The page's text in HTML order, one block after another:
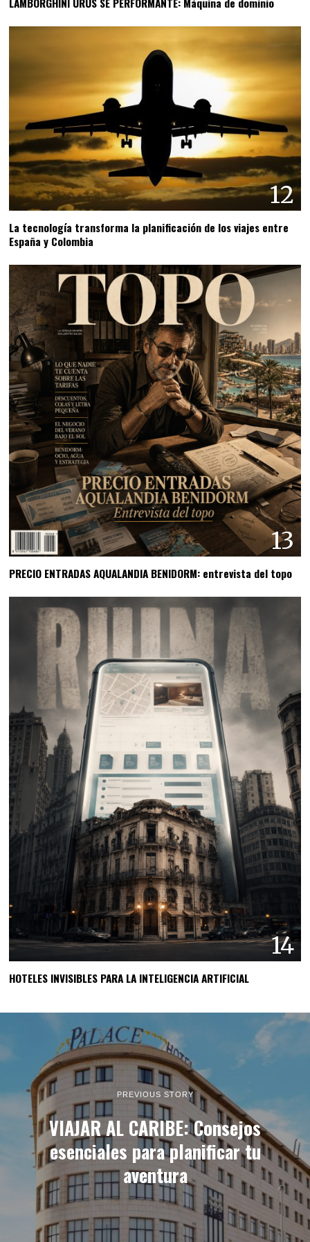
12
La tecnología transforma la planificación de los viajes entre
España y Colombia
13
PRECIO ENTRADAS AQUALANDIA BENIDORM: entrevista del topo
14
HOTELES INVISIBLES PARA LA INTELIGENCIA ARTIFICIAL
PREVIOUS STORY
VIAJAR AL CARIBE: Consejos
esenciales para planificar tu
aventura